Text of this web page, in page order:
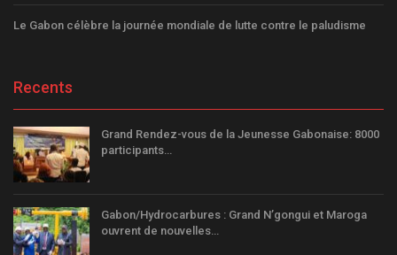
Le Gabon célèbre la journée mondiale de lutte contre le paludisme
Recents
Grand Rendez-vous de la Jeunesse Gabonaise: 8000
participants…
Gabon/Hydrocarbures : Grand N’gongui et Maroga
ouvrent de nouvelles…